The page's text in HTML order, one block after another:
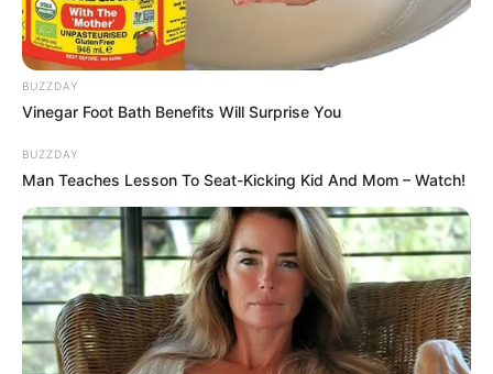
BUZZDAY
Vinegar Foot Bath Benefits Will Surprise You
BUZZDAY
Man Teaches Lesson To Seat-Kicking Kid And Mom – Watch!